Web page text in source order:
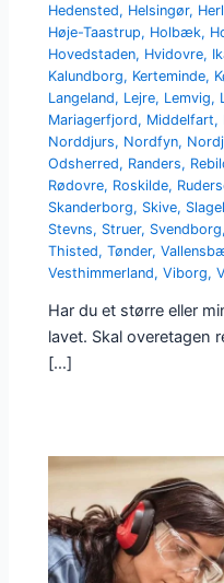
Hedensted, Helsingør,
Høje-Taastrup, Holbæk,
Hovedstaden, Hvidovre,
Kalundborg, Kerteminde,
Langeland, Lejre, Lemvig,
Mariagerfjord, Middelfart,
Norddjurs, Nordfyn,
Odsherred, Randers,
Rødovre, Roskilde,
Skanderborg, Skive,
Stevns, Struer, Svendborg,
Thisted,Tønder,
Vesthimmerland,Viborg,
Har du et større eller
lavet. Skal overetagen
[…]